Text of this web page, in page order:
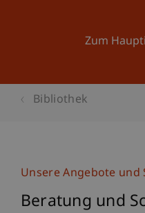
Zum
Bibliothek
Unsere Angebote und
Beratung und